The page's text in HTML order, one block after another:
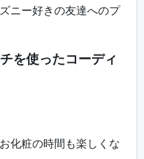
ニー好きの友達へのプ
を使ったコーディ
化粧の時間も楽しくな